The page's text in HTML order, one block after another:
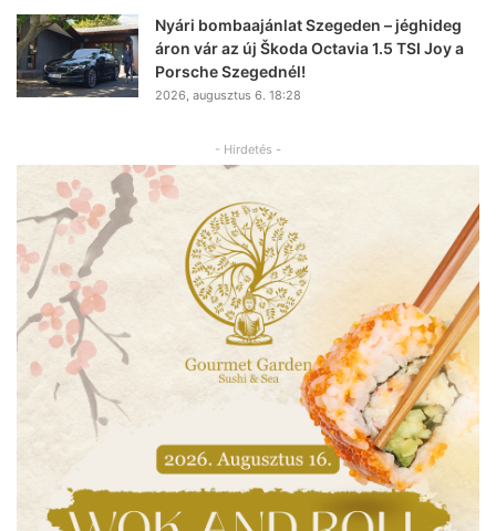
Nyári bombaajánlat Szegeden – jéghideg
áron vár az új Škoda Octavia 1.5 TSI Joy a
Porsche Szegednél!
2026, augusztus 6. 18:28
- Hirdetés -